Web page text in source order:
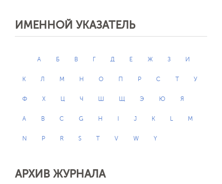
ИМЕННОЙ УКАЗАТЕЛЬ
А Б В Г Д Е Ж З И
К Л М Н О П Р С Т У
Ф Х Ц Ч Ш Щ Э Ю Я
A B C G H J K L M
N P R S T V W Y
АРХИВ ЖУРНАЛА